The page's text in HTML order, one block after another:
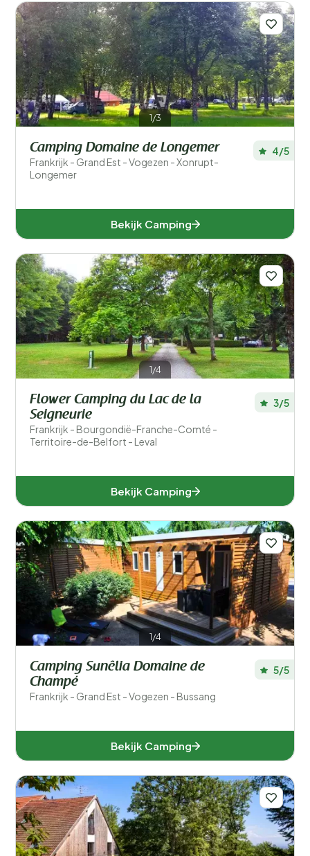
1/3
Camping Domaine de Longemer
Frankrijk - Grand Est - Vogezen - Xonrupt-
Longemer
4/5
Bekijk Camping
1/4
Flower Camping du Lac de la
Seigneurie
Frankrijk - Bourgondië-Franche-Comté -
Territoire-de-Belfort - Leval
3/5
Bekijk Camping
1/4
Camping Sunêlia Domaine de
Champé
Frankrijk - Grand Est - Vogezen - Bussang
5/5
Bekijk Camping